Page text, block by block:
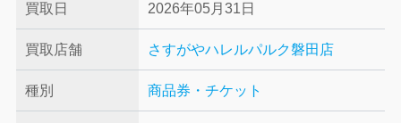
買取日 2026年05月31日
買取店舗 さすがやハレルパルク磐田店
種別 商品券・チケット